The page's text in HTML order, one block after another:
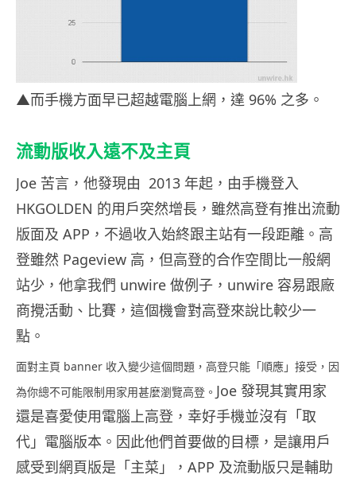
▲而手機方面早已超越電腦上網，達 96% 之多。
流動版收入遠不及主頁
Joe 苦言，他發現由 2013 年起，由手機登入
HKGOLDEN 的用戶突然增長，雖然高登有推出流動
版面及 APP，不過收入始終跟主站有一段距離。高
登雖然 Pageview 高，但高登的合作空間比一般網
站少，他拿我們 unwire 做例子，unwire 容易跟廠
商攪活動、比賽，這個機會對高登來說比較少一
點。
面對主頁 banner 收入變少這個問題，高登只能「順應」接受，因
為你總不可能限制用家用甚麼瀏覽高登。 Joe 發現其實用家
還是喜愛使用電腦上高登，幸好手機並沒有「取
代」電腦版本。因此他們首要做的目標，是讓用戶
感受到網頁版是「主菜」，APP 及流動版只是輔助